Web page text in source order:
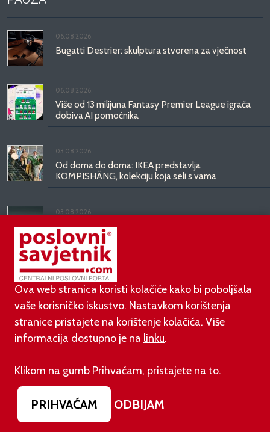
06.08.2026.
Bugatti Destrier: skulptura stvorena za vječnost
06.08.2026.
Više od 13 milijuna Fantasy Premier League igrača
dobiva AI pomoćnika
03.08.2026.
Od doma do doma: IKEA predstavlja
KOMPISHÄNG, kolekciju koja seli s vama
03.08.2026.
Kineski BYD predstavio luksuznu limuzinu veću od
Mercedesove S-klase, obećava domet do 1.000
kilometara
Footer menu
O nama Impressum
Uvjeti korištenja
Ova web stranica koristi kolačiće kako bi poboljšala
vaše korisničko iskustvo. Nastavkom korištenja
stranice pristajete na korištenje kolačića. Više
informacija dostupno je na linku.
Klikom na gumb Prihvaćam, pristajete na to.
PRIHVAĆAM ODBIJAM